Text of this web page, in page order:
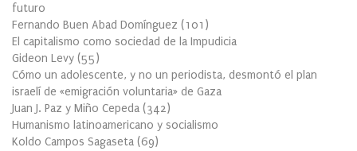
futuro
Fernando Buen Abad Domínguez (101 )
El capitalismo como sociedad de la Impudicia
Gideon Levy (55)
Cómo un adolescente, y no un periodista, desmontó el plan
israelí de «emigración voluntaria» de Gaza
Juan J. Paz y Miño Cepeda (342)
Humanismo latinoamericano y socialismo
Koldo Campos Sagaseta (69)